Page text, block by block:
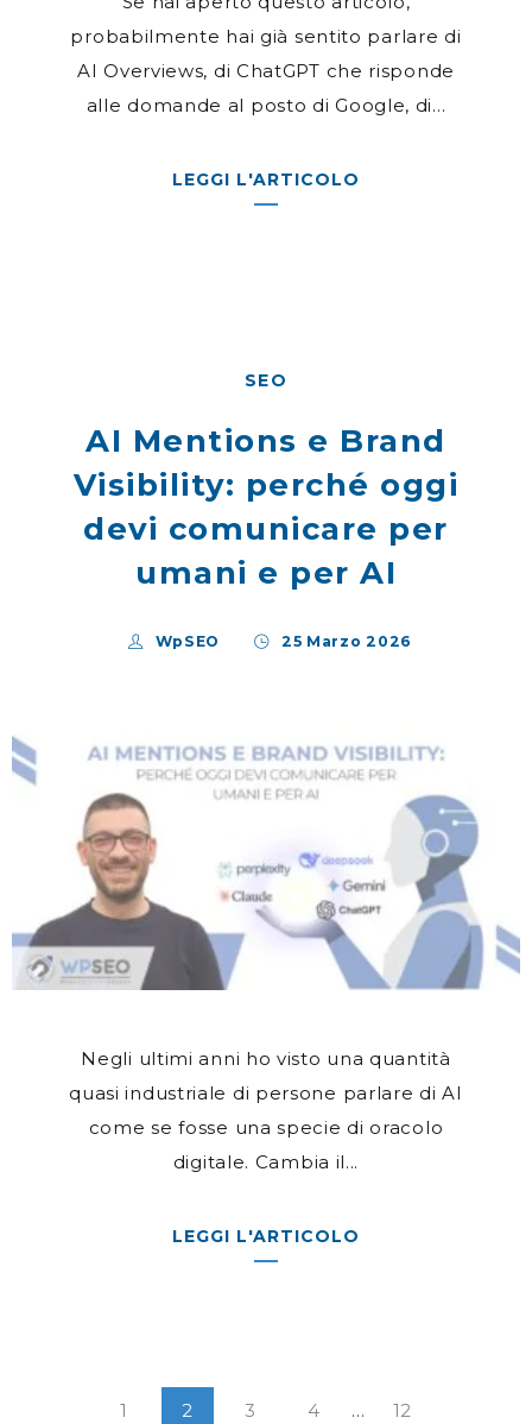
probabilmente hai già sentito parlare di
AI Overviews, di ChatGPT che risponde
alle domande al posto di Google, di...
LEGGI L'ARTICOLO
SEO
AI Mentions e Brand
Visibility: perché oggi
devi comunicare per
umani e per AI
WpSEO 25 Marzo 2026
Negli ultimi anni ho visto una quantità
quasi industriale di persone parlare di AI
come se fosse una specie di oracolo
digitale. Cambia il...
LEGGI L'ARTICOLO
1 2 3 4 ... 12